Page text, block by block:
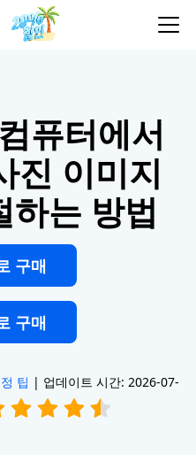
퓨터에서
진 이미지
하는 방법
구매
구매
팁 | 업데이트 시간: 2026-07-